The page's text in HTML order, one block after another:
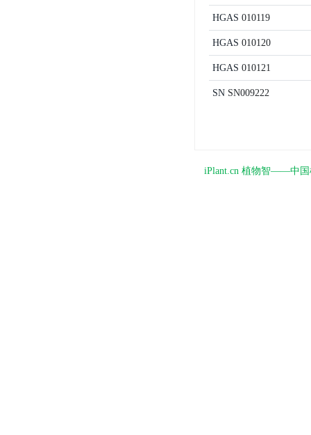
HGAS 010119
HGAS 010120
HGAS 010121
SN SN009222
iPlant.cn 植物智——中国